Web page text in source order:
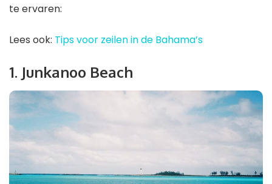
te ervaren:
Lees ook: Tips voor zeilen in de Bahama’s
1. Junkanoo Beach